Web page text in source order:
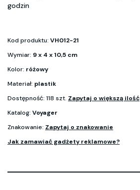
godzin
Kod produktu: VH012-21
Wymiar: 9 x 4 x 10,5 cm
Kolor: różowy
Materiał: plastik
Dostępność: 118 szt. Zapytaj o większą ilość
Katalog: Voyager
Znakowanie: Zapytaj o znakowanie
Jak zamawiać gadżety reklamowe?